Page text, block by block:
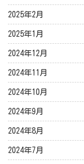
2025年2月
2025年1月
2024年12月
2024年11月
2024年10月
2024年9月
2024年8月
2024年7月